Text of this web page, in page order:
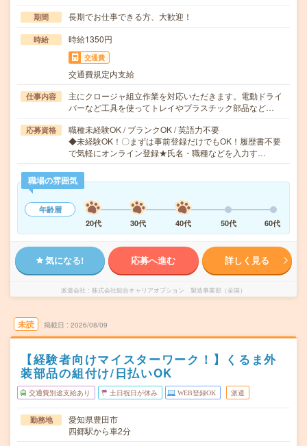
期間 長期でお仕事できる方、大歓迎！
時給 時給1350円
交通費
交通費規定内支給
仕事内容
主にクロージャ組立作業を対応いただきます。電動ドライ
バーなど工具を使ってトレイやプラスチック部品など…
応募資格
職種未経験OK / ブランクOK / 英語力不要
◆未経験OK！〇まずは事前登録だけでもOK！履歴書不要
で気軽にオンライン登録★氏名・職種などを入力す…
職場の雰囲気
年齢層
20代
30代 40代 50代 60代
気になる! 応募へ進む 詳しく見る
派遣会社 株式会社綜合キャリアオプション 製造事業部（全国）
未読 掲載日 2026/08/09
【経験者向けマイスターワーク！】くるま外
装部品の組付け/日払いOK
交通費別途支給あり 土日祝日が休み WEB登録OK 派遣
勤務地
愛知県豊田市
四郷駅から車2分